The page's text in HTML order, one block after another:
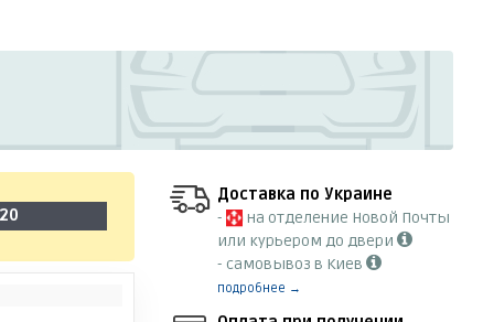
Доставка по Украине
-
на отделение Новой Почты
или курьером до двери
- самовывоз в Киев
подробнее →